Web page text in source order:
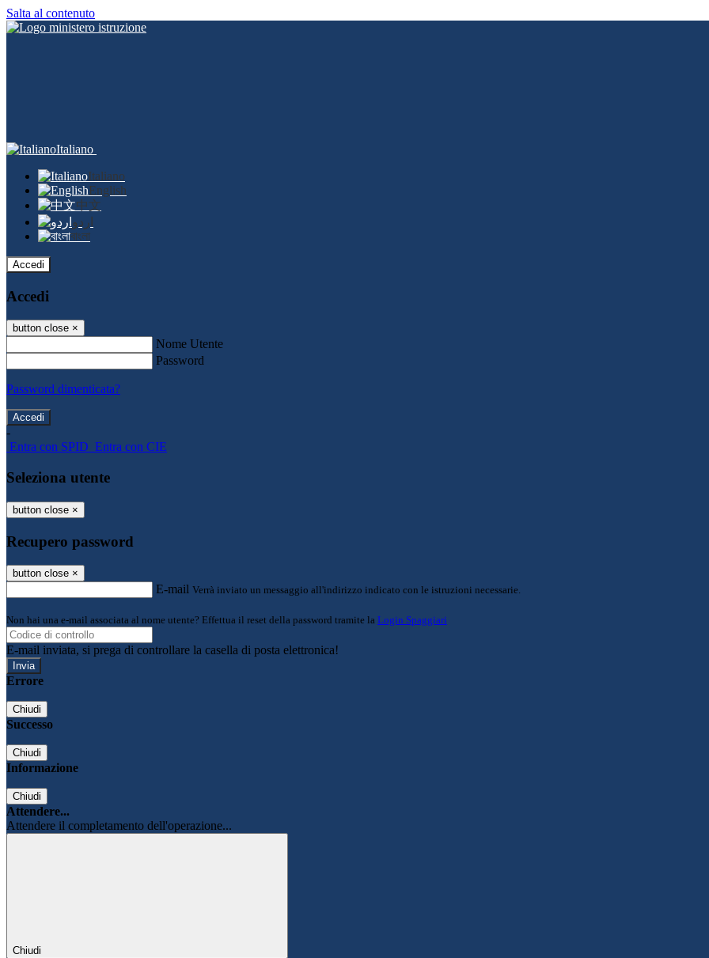
Salta al contenuto
Italiano
Italiano
English
中文
اردو
বাংলা
Accedi
Accedi
button close ×
Nome Utente
Password
Password dimenticata?
-
Entra con SPID Entra con CIE
Seleziona utente
button close ×
Recupero password
button close ×
E-mail Verrà inviato un messaggio all'indirizzo indicato con le istruzioni necessarie.
Non hai una e-mail associata al nome utente? Effettua il reset della password tramite la Login Spaggiari
E-mail inviata, si prega di controllare la casella di posta elettronica!
Errore
Chiudi
Successo
Chiudi
Informazione
Chiudi
Attendere...
Attendere il completamento dell'operazione...
Chiudi